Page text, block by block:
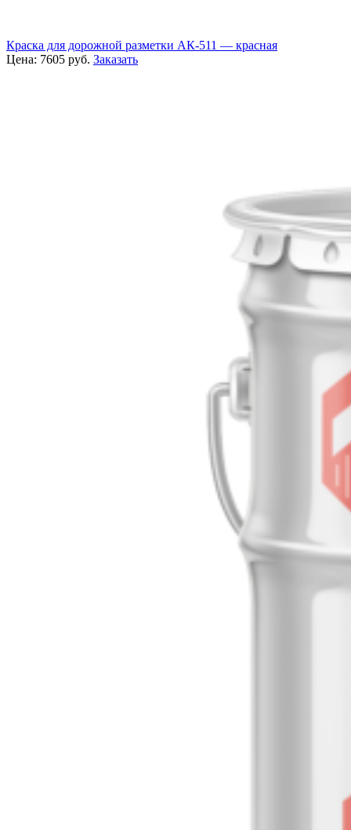
Краска для дорожной разметки АК-511 — красная
Цена: 7605 руб. Заказать